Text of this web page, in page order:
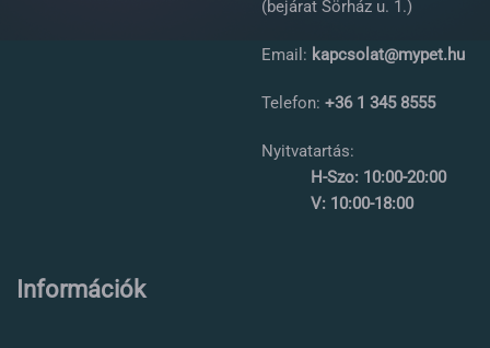
(bejárat Sörház u. 1.)
Email: kapcsolat@mypet.hu
Telefon: +36 1 345 8555
Nyitvatartás:
H-Szo: 10:00-20:00
V: 10:00-18:00
Információk